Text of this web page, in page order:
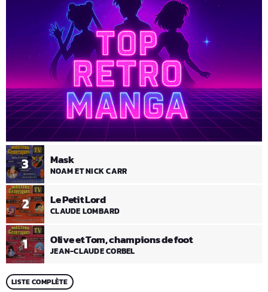
1 Olive et Tom, champions de foot
JEAN-CLAUDE CORBEL
2 Le Petit Lord
CLAUDE LOMBARD
3 Mask
NOAM ET NICK CARR
LISTE COMPLÈTE